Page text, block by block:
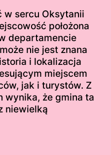
w sercu Oksytanii
położona
departamencie
nie jest znana
i lokalizacja
miejscem
jak i turystów. Z
wynika, że gmina ta
niewielką